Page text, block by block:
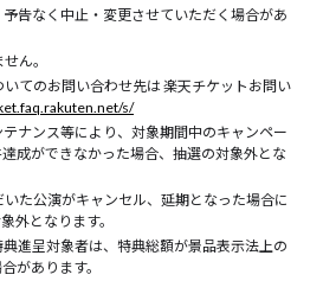
告なく中止・変更させていただく場合があ
ん。
いてのお問い合わせ先は 楽天チケットお問い
s/
ナンス等により、対象期間中のキャンペー
成ができなかった場合、抽選の対象外とな
た公演がキャンセル、延期となった場合に
外となります。
進呈対象者は、特典総額が景品表示法上の
があります。